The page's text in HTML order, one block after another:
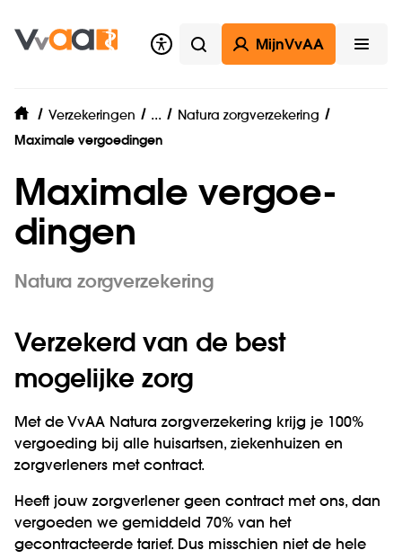
Zoeken
MijnVvAA
home
Verzekeringen ... Zorgverzekering
Natura zorgverzekering
Maximale vergoedingen
Maximale vergoe­
dingen
Natura zorgverzekering
Verzekerd van de best
mogelijke zorg
Met de VvAA Natura zorgverzekering krijg je 100%
vergoeding bij alle huisartsen, ziekenhuizen en
zorgverleners met contract.
Heeft jouw zorgverlener geen contract met ons, dan
vergoeden we gemiddeld 70% van het
gecontracteerde tarief. Dus misschien niet de hele